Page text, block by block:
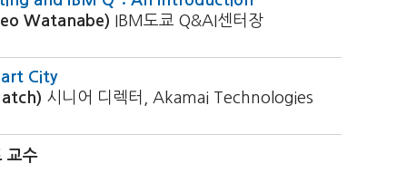
Watanabe) IBM도쿄 Q&AI센터장
City
시니어 디렉터, Akamai Technologies
교수